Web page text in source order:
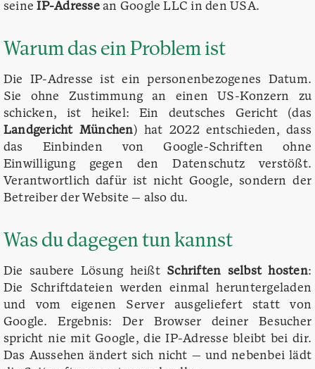
seineIP-Adressean Google LLC in den USA.
Warum das ein Problem ist
Die IP-Adresse ist ein personenbezogenes Datum.
Sie ohne Zustimmung an einen US-Konzern zu
schicken, ist heikel: Ein deutsches Gericht (das
Landgericht München) hat 2022 entschieden, dass
das Einbinden von Google-Schriften ohne
Einwilligung gegen den Datenschutz verstößt.
Verantwortlich dafür ist nicht Google, sondern der
Betreiber der Website — also du.
Was du dagegen tun kannst
Die saubere Lösung heißt Schriften selbst hosten:
Die Schriftdateien werden einmal heruntergeladen
und vom eigenen Server ausgeliefert statt von
Google. Ergebnis: Der Browser deiner Besucher
spricht nie mit Google, die IP-Adresse bleibt bei dir.
Das Aussehen ändert sich nicht — und nebenbei lädt